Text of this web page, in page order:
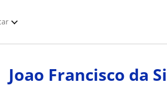
Joao Francisco da